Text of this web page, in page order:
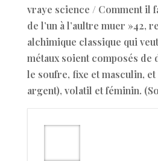
vraye science / Comment il
de l’un à l’aultre muer »42,
alchimique classique qui
métaux soient composés de
le soufre, fixe et masculin,
argent), volatil et féminin.